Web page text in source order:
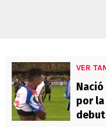
VER
por la
debut